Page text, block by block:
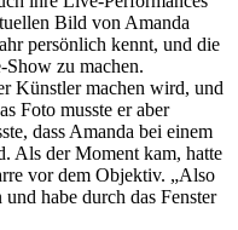
Bild von Amanda
persönlich kennt, und die
Show zu machen.
Künstler machen wird, und
Foto musste er aber
dass Amanda bei einem
Als der Moment kam, hatte
vor dem Objektiv. „Also
habe durch das Fenster